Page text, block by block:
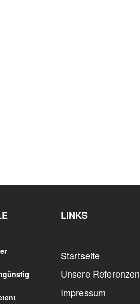
LINKS
Startseite
Unsere Referenzen
Impressum